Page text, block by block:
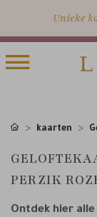
Unieke
kaarten
PERZIK
Ontdek hier